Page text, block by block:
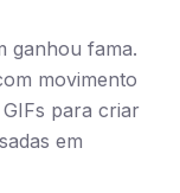
ganhou fama.
movimento
para criar
em